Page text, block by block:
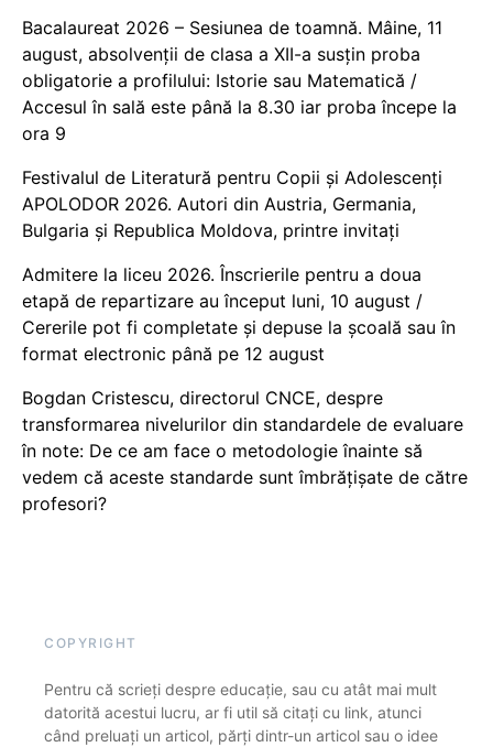
Bacalaureat 2026 – Sesiunea de toamnă. Mâine, 11
august, absolvenții de clasa a XII-a susțin proba
obligatorie a profilului: Istorie sau Matematică /
Accesul în sală este până la 8.30 iar proba începe la
ora 9
Festivalul de Literatură pentru Copii și Adolescenți
APOLODOR 2026. Autori din Austria, Germania,
Bulgaria și Republica Moldova, printre invitați
Admitere la liceu 2026. Înscrierile pentru a doua
etapă de repartizare au început luni, 10 august /
Cererile pot fi completate și depuse la școală sau în
format electronic până pe 12 august
Bogdan Cristescu, directorul CNCE, despre
transformarea nivelurilor din standardele de evaluare
în note: De ce am face o metodologie înainte să
vedem că aceste standarde sunt îmbrățișate de către
profesori?
COPYRIGHT
Pentru că scrieți despre educație, sau cu atât mai mult
datorită acestui lucru, ar fi util să citați cu link, atunci
când preluați un articol, părți dintr-un articol sau o idee